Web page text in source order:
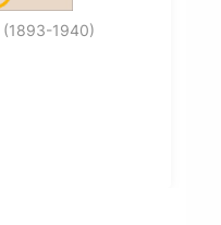
(1893-1940)